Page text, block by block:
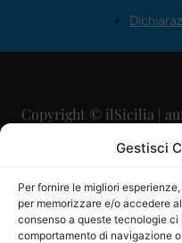
Gestisci
Per fornire le migliori
per memorizzare e/o accedere
consenso a queste tecnologie
comportamento di navigazione
Copyright © ilSicilia |
Direttore